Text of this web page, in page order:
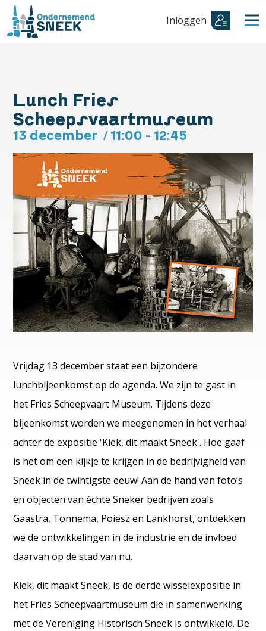
Inloggen
Lunch Fries
Scheepsvaartmuseum
13 december / 11:00 - 12:45
Vrijdag 13 december staat een bijzondere
lunchbijeenkomst op de agenda. We zijn te gast in
het Fries Scheepvaart Museum. Tijdens deze
bijeenkomst worden we meegenomen in het verhaal
achter de expositie 'Kiek, dit maakt Sneek'. Hoe gaaf
is het om een kijkje te krijgen in de bedrijvigheid van
Sneek in de twintigste eeuw! Aan de hand van foto’s
en objecten van échte Sneker bedrijven zoals
Gaastra, Tonnema, Poiesz en Lankhorst, ontdekken
we de ontwikkelingen in de industrie en de invloed
daarvan op de stad van nu.
Kiek, dit maakt Sneek, is de derde wisselexpositie in
het Fries Scheepvaartmuseum die in samenwerking
met de Vereniging Historisch Sneek is ontwikkeld. De